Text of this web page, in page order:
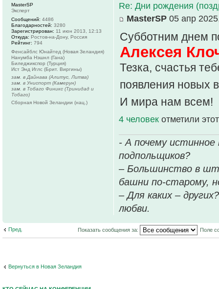
Re: Дни рождения
MasterSP 05 апр
Субботним днем
Алексея
Тезка, счастья
появления новых
И мира нам всем!
4 человек отметили
- А почему
подпольщиков?
– Большинство в
башни по-старому,
– Для каких –
любви.
MasterSP
Эксперт
Сообщений: 4486
Благодарностей: 3280
Зарегистрирован: 11 июн 2013, 12:13
Откуда: Ростов-на-Дону, Россия
Рейтинг: 794
Фенсайблс Юнайтед (Новая Зеландия)
Нанумба Нэшнл (Гана)
Биледжикспор (Турция)
Ист Энд Иглс (Брит. Виргины)
зам. в Дайнава (Алитус, Литва)
зам. в Униспорт (Камерун)
зам. в Тобаго Финикс (Тринидад и
Тобаго)
Сборная Новой Зеландии (нац.)
Пред. Показать сообщения за: Поле
Вернуться в Новая Зеландия